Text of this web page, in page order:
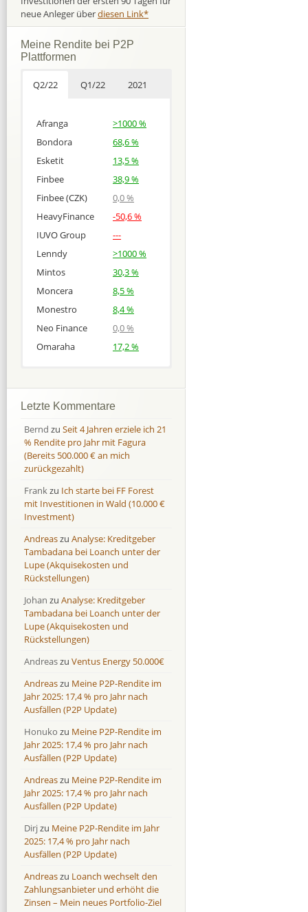
neue Anleger überdiesen Link*
Meine Rendite bei P2P
Plattformen
Q2/22 Q1/22 2021
Afranga
>1000 %
Bondora
68,6 %
Esketit
13,5 %
Finbee
38,9 %
Finbee (CZK)
0,0 %
HeavyFinance
-50,6 %
IUVO Group
---
Lenndy
>1000 %
Mintos
30,3 %
Moncera
8,5 %
Monestro
8,4 %
Neo Finance
0,0 %
Omaraha
17,2 %
Bondora
Finbee
43,2%
Finbee (CZK)
0,0 %
HeavyFinance
IUVO Group
-32,2 %
Lenndy
-314,6 %
Moncera
8,0 %
Monestro
9,1 %
Neo Finance
Omaraha
16,4 %
Bondora
Finbee
35,2%
Finbee (CZK)
0,0 %
HeavyFinance
IUVO Group
-55,0 %
Lenndy
146,5 %
Moncera
11,1 %
Monestro
>1000%
Neo Finance
Omaraha
18,0 %
Letzte Kommentare
Bernd zu Seit 4 Jahren erziele ich 21
% Rendite pro Jahr mit Fagura
(Bereits 500.000 € an mich
zurückgezahlt)
Frankzu Ich starte bei FF Forest
mit Investitionen in Wald (10.000 €
Investment)
Andreaszu Analyse: Kreditgeber
Tambadana bei Loanch unter der
Lupe (Akquisekosten und
Rückstellungen)
Johan zu Analyse: Kreditgeber
Tambadana bei Loanch unter der
Lupe (Akquisekosten und
Rückstellungen)
Andreaszu Ventus Energy 50.000€
Andreaszu Meine P2P-Rendite im
Jahr 2025: 17,4 % pro Jahr nach
Ausfällen (P2P Update)
Honuko zu Meine P2P-Rendite im
Jahr 2025: 17,4 % pro Jahr nach
Ausfällen (P2P Update)
Andreaszu Meine P2P-Rendite im
Jahr 2025: 17,4 % pro Jahr nach
Ausfällen (P2P Update)
Dirjzu Meine P2P-Rendite im Jahr
2025: 17,4 % pro Jahr nach
Ausfällen (P2P Update)
Andreaszu Loanch wechselt den
Zahlungsanbieter und erhöht die
Zinsen – Mein neues Portfolio-Ziel